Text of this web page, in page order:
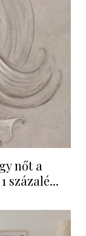
nőt a
százalé...